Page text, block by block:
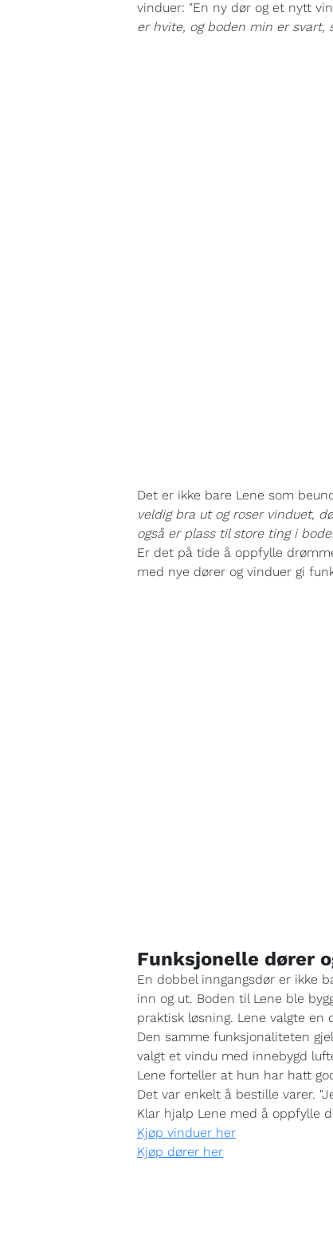
vinduer: "En ny dør og et nytt
er hvite, og boden min er svart,
Det er ikke bare Lene som
veldig bra ut og roser vinduet,
også er plass til store ting i
Er det på tide å oppfylle
med nye dører og vinduer gi
Funksjonelle dører
En dobbel inngangsdør er ikke
inn og ut. Boden til Lene ble
praktisk løsning. Lene valgte
Den samme funksjonaliteten
valgt et vindu med innebygd
Lene forteller at hun har hatt
Det var enkelt å bestille varer.
Klar hjalp Lene med å oppfylle
Kjøp vinduer her
Kjøp dører her